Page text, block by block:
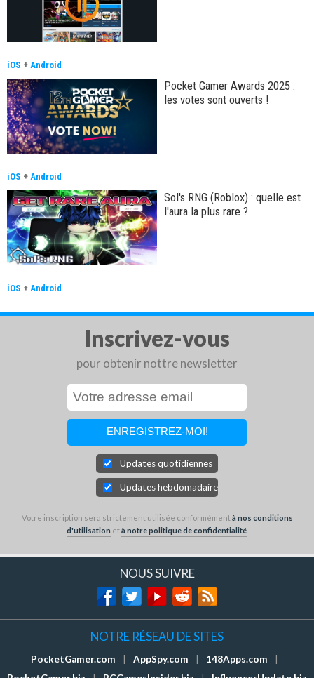
iOS + Android
Pocket Gamer Awards 2025 :
les votes sont ouverts !
iOS + Android
Sol's RNG (Roblox) : quelle est
l'aura la plus rare ?
iOS + Android
Inscrivez-vous
pour obtenir nottre newsletter
Updates quotidiennes
Updates hebdomadaires
Votre inscription sera strictement utilisée conformémentà nos conditions
d'utilisation età notre politique de confidentialité.
NOUS SUIVRE
NOTRE RÉSEAU DE SITES
PocketGamer.com AppSpy.com 148Apps.com